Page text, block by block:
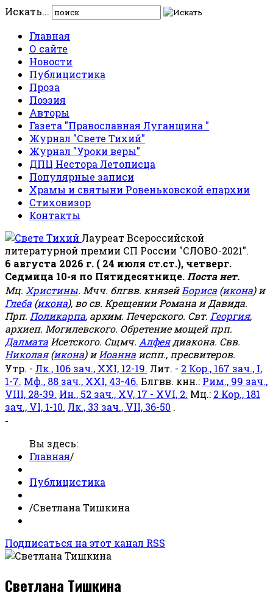
Искать...
Главная
О сайте
Новости
Публицистика
Проза
Поэзия
Авторы
Газета "Православная Луганщина "
Журнал "Свете Тихий"
Журнал "Уроки веры"
ДПЦ Нестора Летописца
Популярные записи
Храмы и святыни Ровеньковской епархии
Стиховизор
Контакты
Лауреат Всероссийской
литературной премии СП России "СЛОВО-2021".
6 августа 2026 г. ( 24 июля ст.ст.), четверг.
Седмица 10-я по Пятидесятнице. Поста нет.
Мц. Христины. Мчч. блгвв. князейБориса (икона) и
Глеба (икона), во св. Крещении Романа и Давида.
Прп. Поликарпа, архим. Печерского. Свт. Георгия,
архиеп. Могилевского. Обретение мощей прп.
Далмата Исетского. Сщмч. Алфеядиакона. Свв.
Николая(икона) иИоанна испп., пресвитеров.
Утр. - Лк., 106 зач., XXI, 12-19. Лит. - 2 Кор., 167 зач., I,
1-7. Мф., 88 зач., XXI, 43-46. Блгвв. кнн.: Рим., 99 зач.,
VIII, 28-39. Ин., 52 зач., XV, 17 - XVI, 2. Мц.: 2 Кор., 181
зач., VI, 1-10. Лк., 33 зач., VII, 36-50 .
-
Вы здесь:
Главная/
Публицистика
/Светлана Тишкина
Подписаться на этот канал RSS
Светлана Тишкина